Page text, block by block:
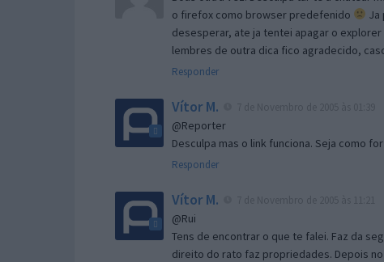
o firefox como browser predefenido
Ja
desesperar, ate ja tentei apagar o
lembres de outra dica fico agradecido,
Responder
Vítor M.
@Reporter
Desculpa mas o link funciona. Seja como
Responder
Vítor M.
@Rui
Tens de encontrar o que te falei. Faz da
direito do rato faz propriedades. Depois no